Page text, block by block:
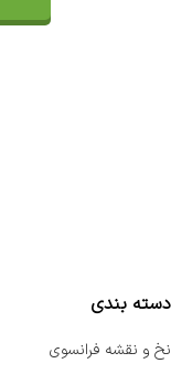
دسته بندی
نخ و نقشه فرانسوی